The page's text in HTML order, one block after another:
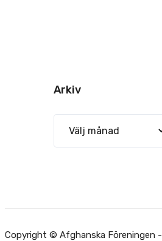
Arkiv
Copyright © Afghanska Föreningen - انجمن افغانها در